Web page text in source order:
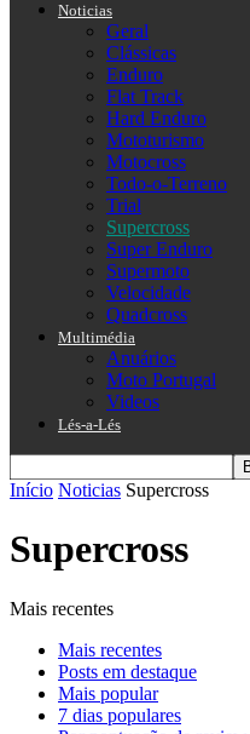
Noticias
Geral
Clássicas
Enduro
Flat Track
Hard Enduro
Mototurismo
Motocross
Todo-o-Terreno
Trial
Supercross
Super Enduro
Supermoto
Velocidade
Quadcross
Multimédia
Anuários
Moto Portugal
Videos
Lés-a-Lés
Início Noticias Supercross
Supercross
Mais recentes
Mais recentes
Posts em destaque
Mais popular
7 dias populares